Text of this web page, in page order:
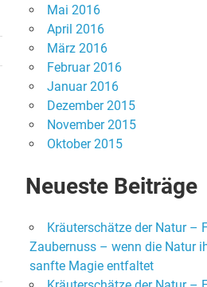
Mai 2016
April 2016
März 2016
Februar 2016
Januar 2016
Dezember 2015
November 2015
Oktober 2015
Neueste Beiträge
Kräuterschätze der Natur –
Zaubernuss – wenn die Natur
sanfte Magie entfaltet